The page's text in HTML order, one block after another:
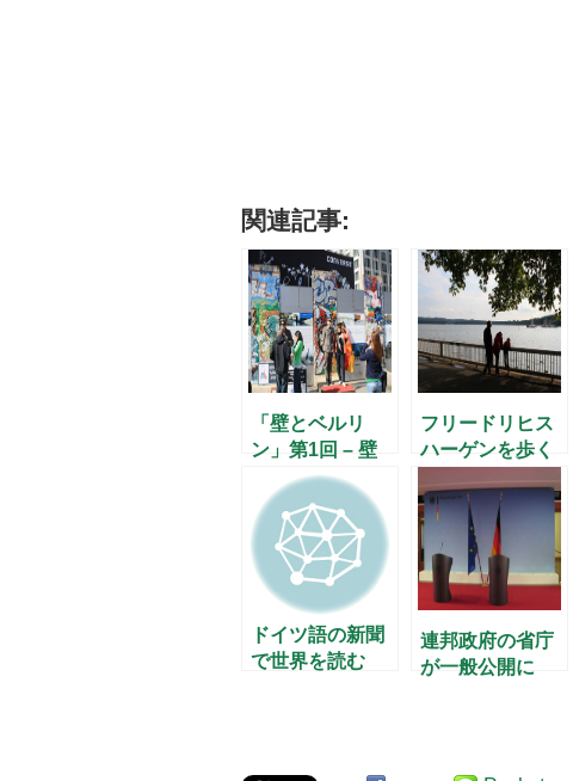
関連記事:
「壁とベルリ
ン」第1回 – 壁
崩壊から20年 –
フリードリヒス
ハーゲンを歩く
ドイツ語の新聞
で世界を読む
連邦政府の省庁
が一般公開に